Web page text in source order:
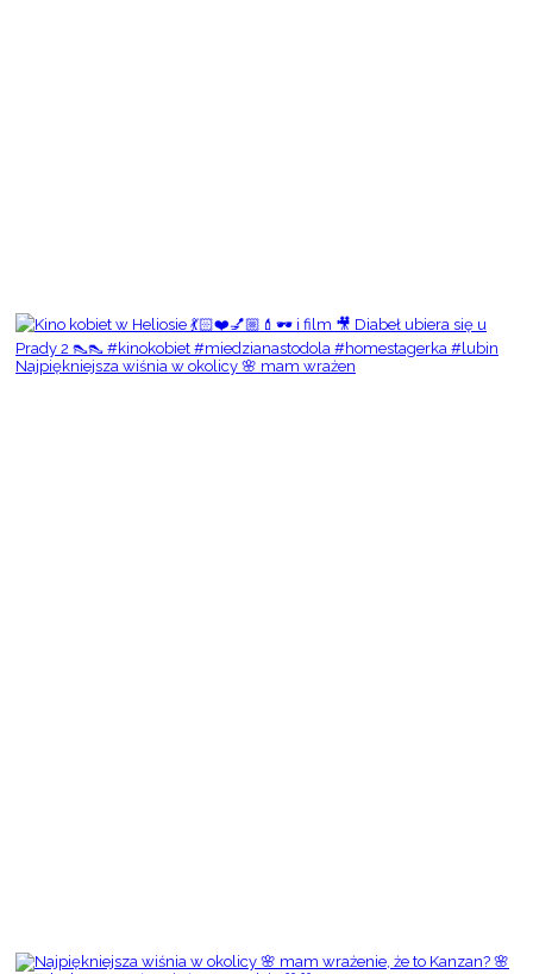
Najpiękniejsza wiśnia w okolicy 🌸 mam wrażen